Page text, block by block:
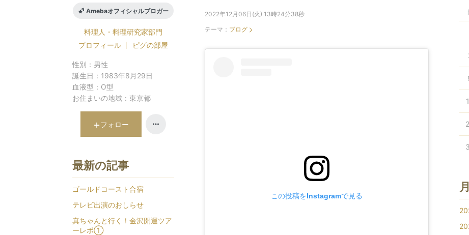
2022年12月06日(火) 13時24分38秒
テーマ： ブログ
この投稿をInstagramで見る
Amebaオフィシャルブロガー
料理人・料理研究家部門
プロフィール
ピグの部屋
性別： 男性
誕生日： 1983年8月29日
血液型： O型
お住まいの地域： 東京都
フォロー
最新の記事
ゴールドコースト合宿
テレビ出演のおしらせ
真ちゃんと行く！金沢開運ツア
ーレポ①